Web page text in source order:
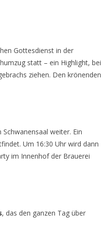
Gottesdienst in der
statt – ein Highlight, bei
ziehen. Den krönenden
Schwanensaal weiter. Ein
Um 16:30 Uhr wird dann
im Innenhof der Brauerei
, das den ganzen Tag über